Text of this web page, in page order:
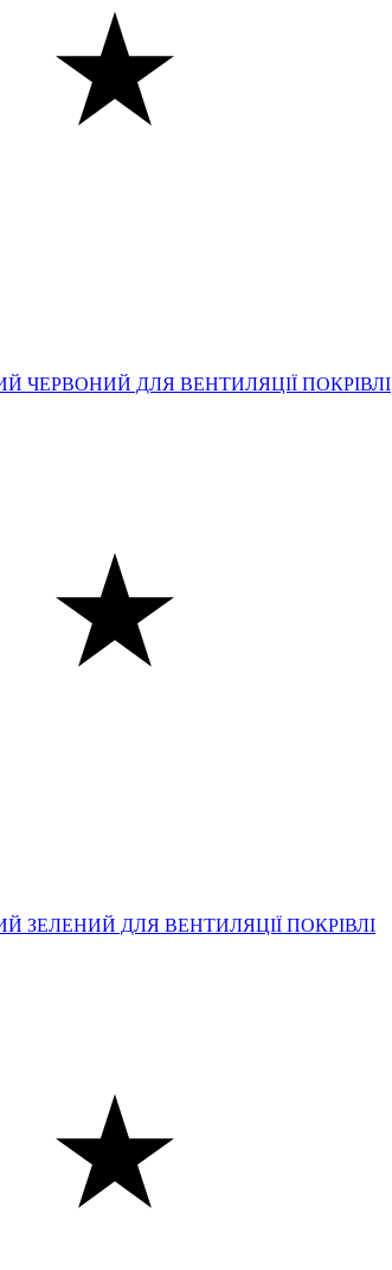
ЧЕРВОНИЙ ДЛЯ ВЕНТИЛЯЦІЇ ПОКРІВЛІ
ЗЕЛЕНИЙ ДЛЯ ВЕНТИЛЯЦІЇ ПОКРІВЛІ